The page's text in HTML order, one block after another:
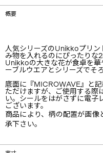
概要
人気シリーズのUnikkoプリン
み物を入れるのにぴったりな
Unikkoの大きな花が食卓を
ーブルウエアとシリーズでそ
底面に『MICROWAVE』と
ただけますが、ご使用する際
い。シールをはがさずに電子
ございます。
商品により、柄の配置が画像
承下さい。